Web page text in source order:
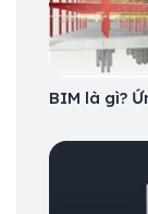
BIM là gì?